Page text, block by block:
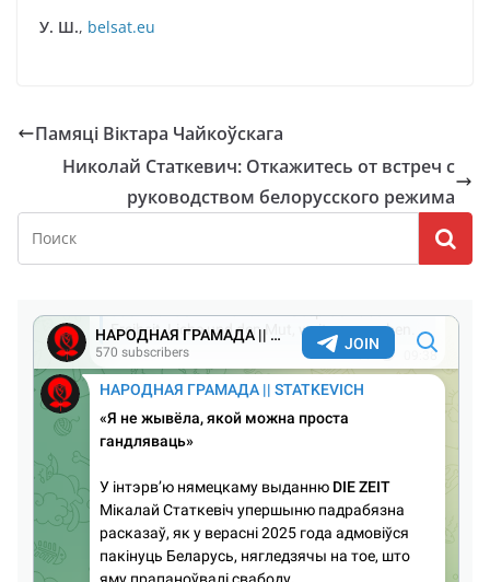
У. Ш., belsat.eu
Памяці Віктара Чайкоўскага
Николай Статкевич: Откажитесь от встреч с
руководством белорусского режима